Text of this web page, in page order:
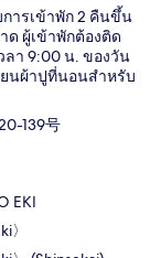
ารเข้าพัก 2 คืนขึ้น
ด ผู้เข้าพักต้องติด
ลา 9:00 น. ของวัน
นผ้าปูที่นอนสำหรับ
139号
EKI